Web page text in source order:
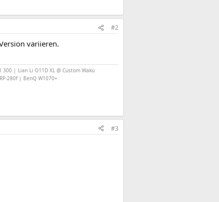
#2
variieren.
| Lian Li O11D XL @ Custom Wakü
280f | BenQ W1070+
#3